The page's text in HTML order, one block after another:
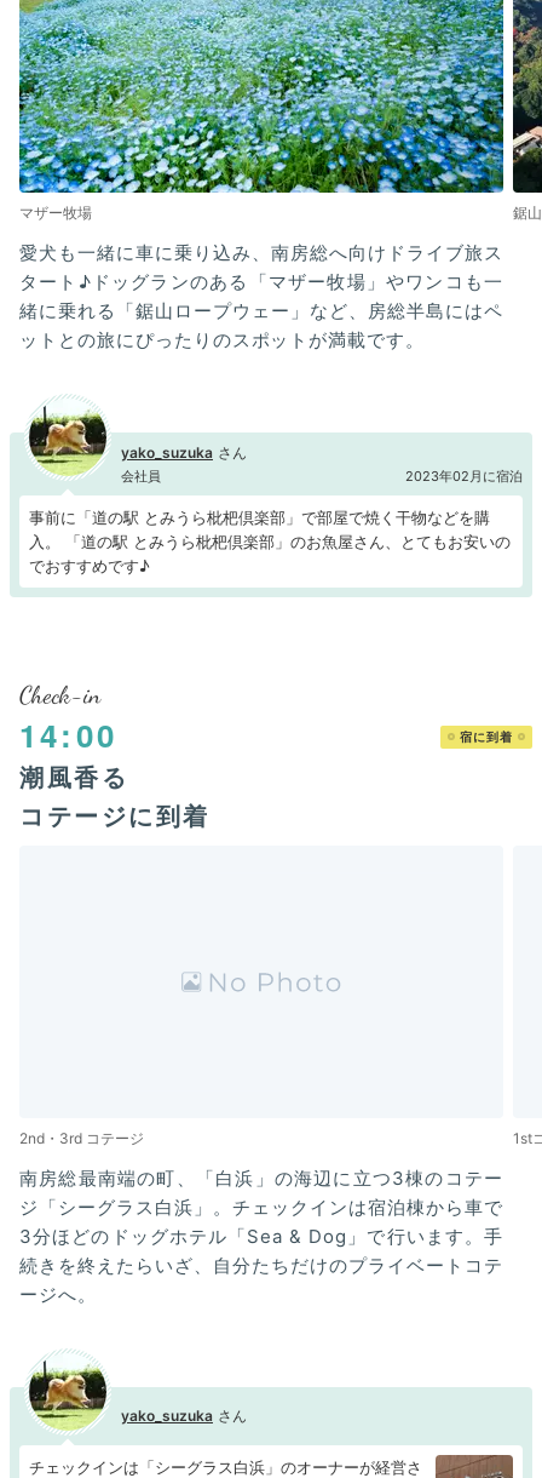
マザー牧場 鋸
愛犬も一緒に車に乗り込み、南房総へ向けドライブ旅ス
タート♪ドッグランのある「マザー牧場」やワンコも一
緒に乗れる「鋸山ロープウェー」など、房総半島にはペ
ットとの旅にぴったりのスポットが満載です。
yako_suzuka
会社員 2023年02月に宿泊
事前に「道の駅 とみうら枇杷倶楽部」で部屋で焼く干物などを購
入。 「道の駅 とみうら枇杷倶楽部」のお魚屋さん、とてもお安いの
でおすすめです♪
Check-in
14:00 宿に到着
潮風香る
コテージに到着
2nd・3rd コテージ 1st
南房総最南端の町、「白浜」の海辺に立つ3棟のコテー
ジ「シーグラス白浜」。チェックインは宿泊棟から車で
3分ほどのドッグホテル「Sea & Dog」で行います。手
続きを終えたらいざ、自分たちだけのプライベートコテ
ージへ。
yako_suzuka
チェックインは「シーグラス白浜」のオーナーが経営さ